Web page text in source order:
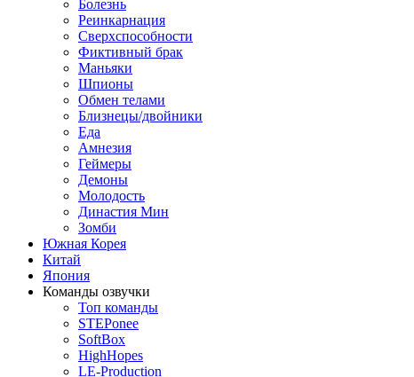
Болезнь
Реинкарнация
Сверхспособности
Фиктивный брак
Маньяки
Шпионы
Обмен телами
Близнецы/двойники
Еда
Амнезия
Геймеры
Демоны
Молодость
Династия Мин
Зомби
Южная Корея
Китай
Япония
Команды озвучки
Топ команды
STEPonee
SoftBox
HighHopes
LE-Production